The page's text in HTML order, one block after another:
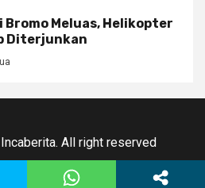
Bromo Meluas, Helikopter
Diterjunkan
All right reserved